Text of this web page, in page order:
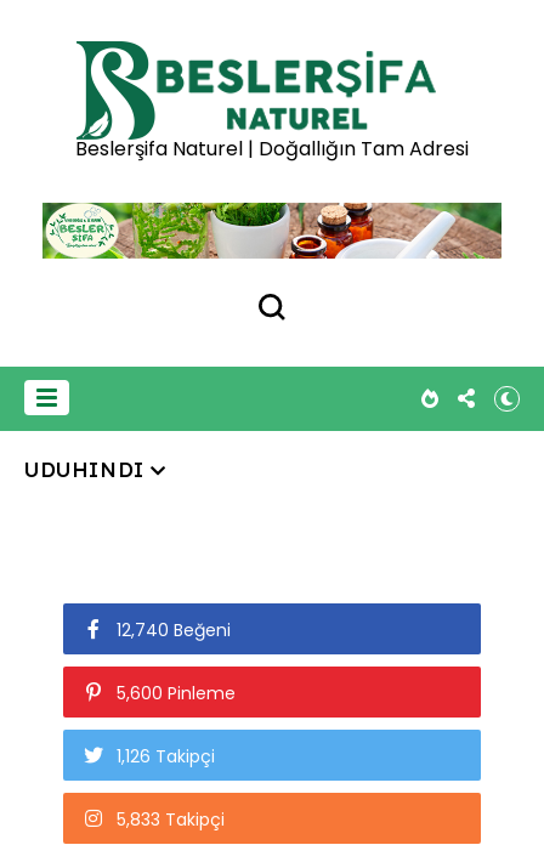
Beslerşifa Naturel | Doğallığın Tam Adresi
UDUHINDI
12,740 Beğeni
5,600 Pinleme
1,126 Takipçi
5,833 Takipçi